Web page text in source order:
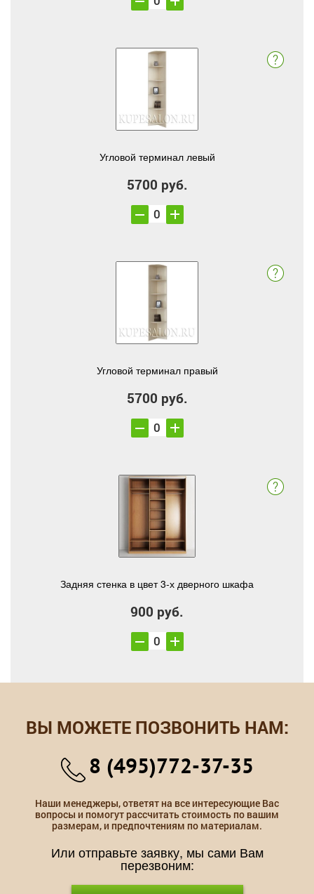
Угловой терминал левый
5700 руб.
Угловой терминал правый
5700 руб.
Задняя стенка в цвет 3-х дверного шкафа
900 руб.
ВЫ МОЖЕТЕ ПОЗВОНИТЬ НАМ:
8 (495)772-37-35
Наши менеджеры, ответят на все интересующие Вас
вопросы и помогут рассчитать стоимость по вашим
размерам, и предпочтениям по материалам.
Или отправьте заявку, мы сами Вам
перезвоним: